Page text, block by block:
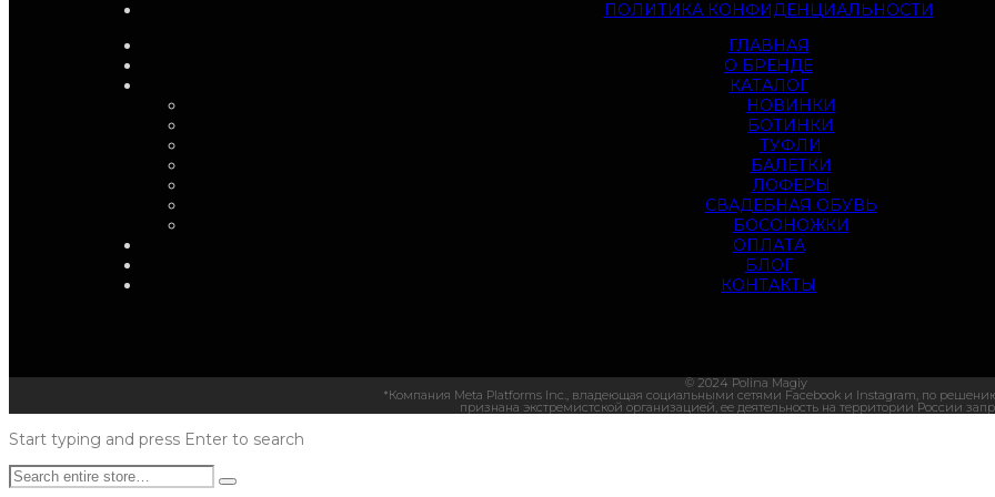
ПОЛИТИКА КОНФИДЕНЦИАЛЬНОСТИ
ГЛАВНАЯ
О БРЕНДЕ
КАТАЛОГ
НОВИНКИ
БОТИНКИ
ТУФЛИ
БАЛЕТКИ
ЛОФЕРЫ
СВАДЕБНАЯ ОБУВЬ
БОСОНОЖКИ
ОПЛАТА
БЛОГ
КОНТАКТЫ
© 2024 Polina Magiy
*Компания Meta Platforms Inc., владеющая социальными сетями Facebook и Instagram, по решению
признана экстремистской организацией, ее деятельность на территории России
Start typing and press Enter to search